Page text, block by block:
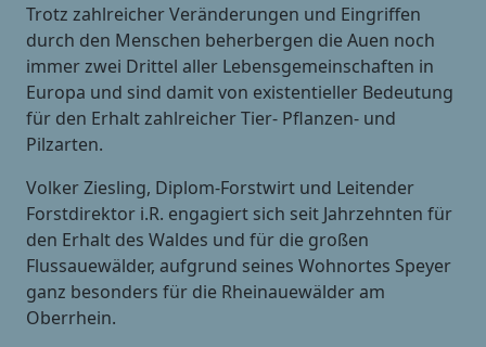
Trotz zahlreicher Veränderungen und Eingriffen
durch den Menschen beherbergen die Auen noch
immer zwei Drittel aller Lebensgemeinschaften in
Europa und sind damit von existentieller Bedeutung
für den Erhalt zahlreicher Tier- Pflanzen- und
Pilzarten.
Volker Ziesling, Diplom-Forstwirt und Leitender
Forstdirektor i.R. engagiert sich seit Jahrzehnten für
den Erhalt des Waldes und für die großen
Flussauewälder, aufgrund seines Wohnortes Speyer
ganz besonders für die Rheinauewälder am
Oberrhein.